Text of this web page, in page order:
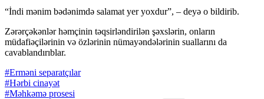
“İndi mənim bədənimdə salamat yer yoxdur”, ‒ deyə o bildirib.
Zərərçəkənlər həmçinin təqsirləndirilən şəxslərin, onların
müdafiəçilərinin və özlərinin nümayəndələrinin suallarını da
cavablandırıblar.
#Erməni separatçılar
#Hərbi cinayət
#Məhkəmə prosesi